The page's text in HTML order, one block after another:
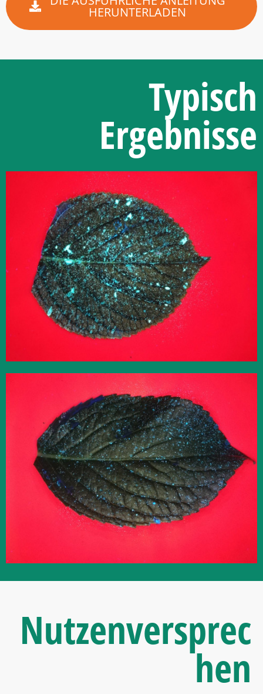
HERUNTERLADEN
Typisch
Ergebnisse
Nutzenversprec
hen